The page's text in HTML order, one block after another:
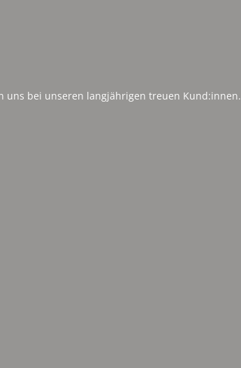
uns bei unseren langjährigen treuen Kund:innen.